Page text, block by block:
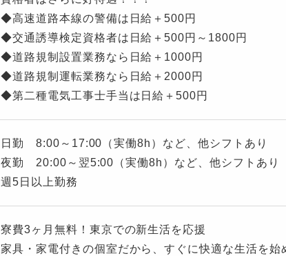
◆高速道路本線の警備は日給＋500円
◆交通誘導検定資格者は日給＋500円～1800円
◆道路規制設置業務なら日給＋1000円
◆道路規制運転業務なら日給＋2000円
◆第二種電気工事士手当は日給＋500円
日勤 8:00～17:00（実働8h）など、他シフトあり
夜勤 20:00～翌5:00（実働8h）など、他シフトあり
週5日以上勤務
寮費3ヶ月無料！東京での新生活を応援
家具・家電付きの個室だから、すぐに快適な生活を始